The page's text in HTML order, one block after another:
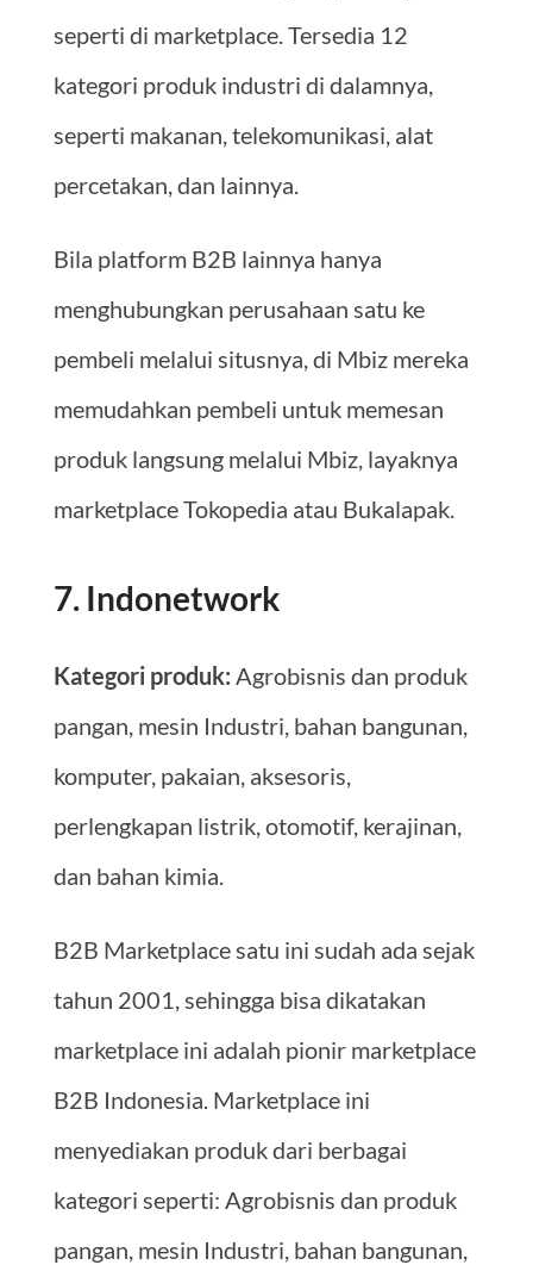
seperti di marketplace. Tersedia 12
kategori produk industri di dalamnya,
seperti makanan, telekomunikasi, alat
percetakan, dan lainnya.
Bila platform B2B lainnya hanya
menghubungkan perusahaan satu ke
pembeli melalui situsnya, di Mbiz mereka
memudahkan pembeli untuk memesan
produk langsung melalui Mbiz, layaknya
marketplace Tokopedia atau Bukalapak.
7. Indonetwork
Kategori produk: Agrobisnis dan produk
pangan, mesin Industri, bahan bangunan,
komputer, pakaian, aksesoris,
perlengkapan listrik, otomotif, kerajinan,
dan bahan kimia.
B2B Marketplace satu ini sudah ada sejak
tahun 2001, sehingga bisa dikatakan
marketplace ini adalah pionir marketplace
B2B Indonesia. Marketplace ini
menyediakan produk dari berbagai
kategori seperti: Agrobisnis dan produk
pangan, mesin Industri, bahan bangunan,